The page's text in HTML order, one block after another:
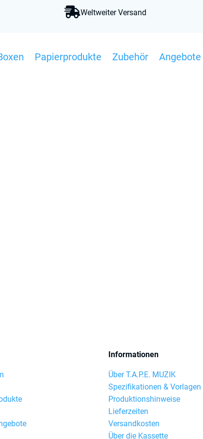
Weltweiter Versand
Papierprodukte Zubehör Angebote
Informationen
Über T.A.P.E. MUZIK
Spezifikationen & Vorlagen
Produktionshinweise
Lieferzeiten
Versandkosten
Über die Kassette